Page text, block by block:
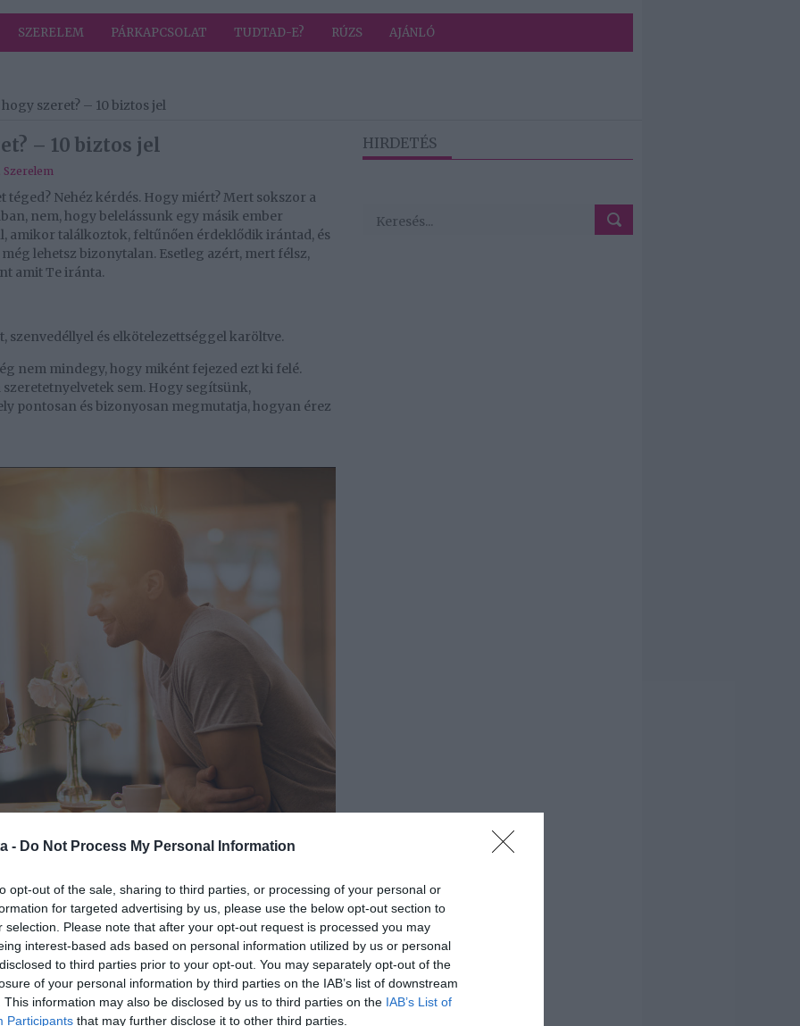
- Do Not Process My Personal Information
opt-out of the sale, sharing to third parties, or processing of your personal or
for targeted advertising by us, please use the below opt-out section to
selection. Please note that after your opt-out request is processed you may
interest-based ads based on personal information utilized by us or personal
to third parties prior to your opt-out. You may separately opt-out of the
of your personal information by third parties on the IAB’s list of downstream
This information may also be disclosed by us to third parties on the IAB’s List of
Participants that may further disclose it to other third parties.
SZERELEM PÁRKAPCSOLAT TUDTAD-E? RÚZS AJÁNLÓ
szeret? – 10 biztos jel
– 10 biztos jel
Szerelem
Nehéz kérdés. Hogy miért? Mert sokszor a
nem, hogy belelássunk egy másik ember
amikor találkoztok, feltűnően érdeklődik irántad, és
lehetsz bizonytalan. Esetleg azért, mert félsz,
amit Te iránta.
szenvedéllyel és elkötelezettséggel karöltve.
nem mindegy, hogy miként fejezed ezt ki felé.
sem. Hogy segítsünk,
pontosan és bizonyosan megmutatja, hogyan érez
elárul. Feléd fordul, elpirul, felveszi Veled a
mind pozitív jelzés irányodba.
HIRDETÉS